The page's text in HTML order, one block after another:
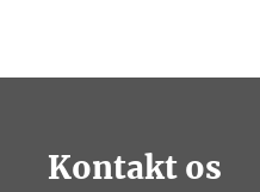
Kontakt os